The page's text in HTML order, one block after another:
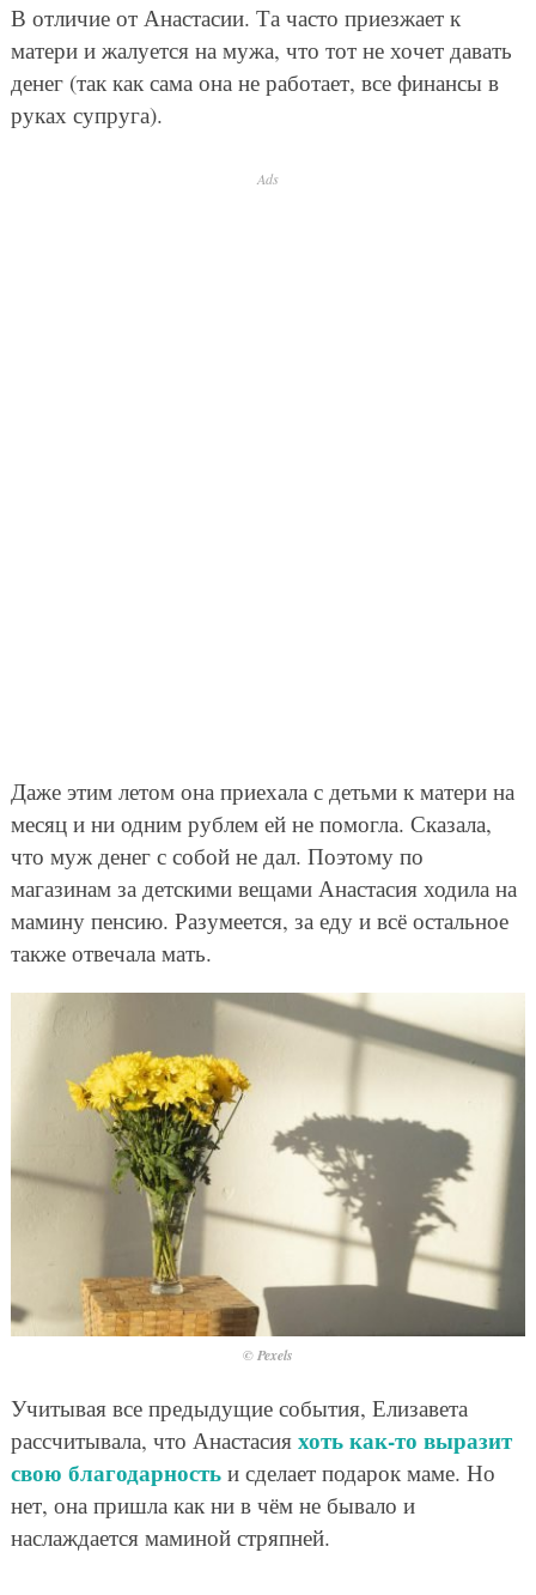
В отличие от Анастасии. Та часто приезжает к
матери и жалуется на мужа, что тот не хочет давать
денег (так как сама она не работает, все финансы в
руках супруга).
Ads
Даже этим летом она приехала с детьми к матери на
месяц и ни одним рублем ей не помогла. Сказала,
что муж денег с собой не дал. Поэтому по
магазинам за детскими вещами Анастасия ходила на
мамину пенсию. Разумеется, за еду и всё остальное
также отвечала мать.
© Pexels
Учитывая все предыдущие события, Елизавета
рассчитывала, что Анастасия хоть как-то выразит
свою благодарностьи сделает подарок маме. Но
нет, она пришла как ни в чём не бывало и
наслаждается маминой стряпней.